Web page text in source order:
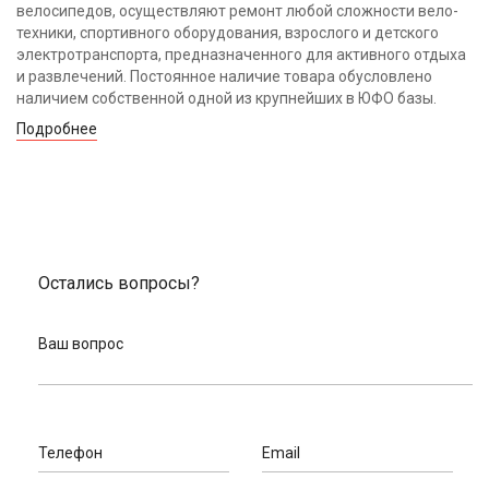
велосипедов, осуществляют ремонт любой сложности вело-
техники, спортивного оборудования, взрослого и детского
электротранспорта, предназначенного для активного отдыха
и развлечений. Постоянное наличие товара обусловлено
наличием собственной одной из крупнейших в ЮФО базы.
Подробнее
Остались вопросы?
Ваш вопрос
Телефон Email